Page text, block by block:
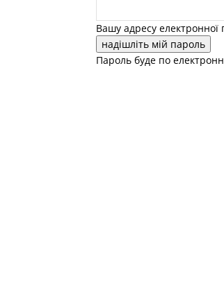
Вашу адресу електронної
Пароль буде по